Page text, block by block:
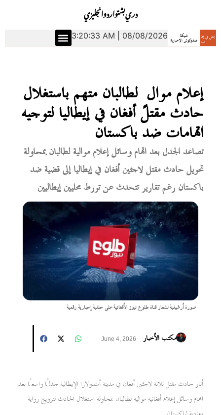
انجليزياردوبشتودري
3:20:34 AM | 08/08/2026
إعلام موالٍ لطالبان متهم باستغلال
حادث مقتل أفغان في إيطاليا لتوجيه
اتهامات ضد باكستان
تصاعد الجدل بعد اتهام وسائل إعلام موالية لطالبان بمحاولة
تحويل حادث مقتل لاجئين أفغان في إيطاليا إلى قضية ضد
باكستان رغم تقارير تتحدث عن تورط محليين إيطاليين
صورة أرشيفية لشعار قناة طلوع نيوز الأفغانية على خلفية إخبارية رقمية
مكتب الأخبار June 4, 2026
أثار حادث مقتل ثلاثة لاجئين أفغان في مدينة أمندولارا الإيطالية جدلًا واسعًا بعد
اتهام وسائل إعلام أفغانية موالية لطالبان بمحاولة استغلال الحادث لترويج رواية